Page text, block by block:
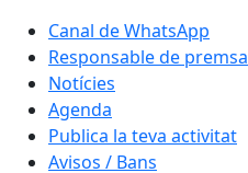
Canal de WhatsApp
Responsable de premsa
Notícies
Agenda
Publica la teva activitat
Avisos / Bans